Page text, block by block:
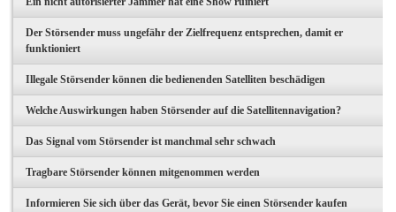
Der Störsender muss ungefähr der Zielfrequenz entsprechen, damit er
funktioniert
Illegale Störsender können die bedienenden Satelliten beschädigen
Welche Auswirkungen haben Störsender auf die Satellitennavigation?
Das Signal vom Störsender ist manchmal sehr schwach
Tragbare Störsender können mitgenommen werden
Informieren Sie sich über das Gerät, bevor Sie einen Störsender kaufen